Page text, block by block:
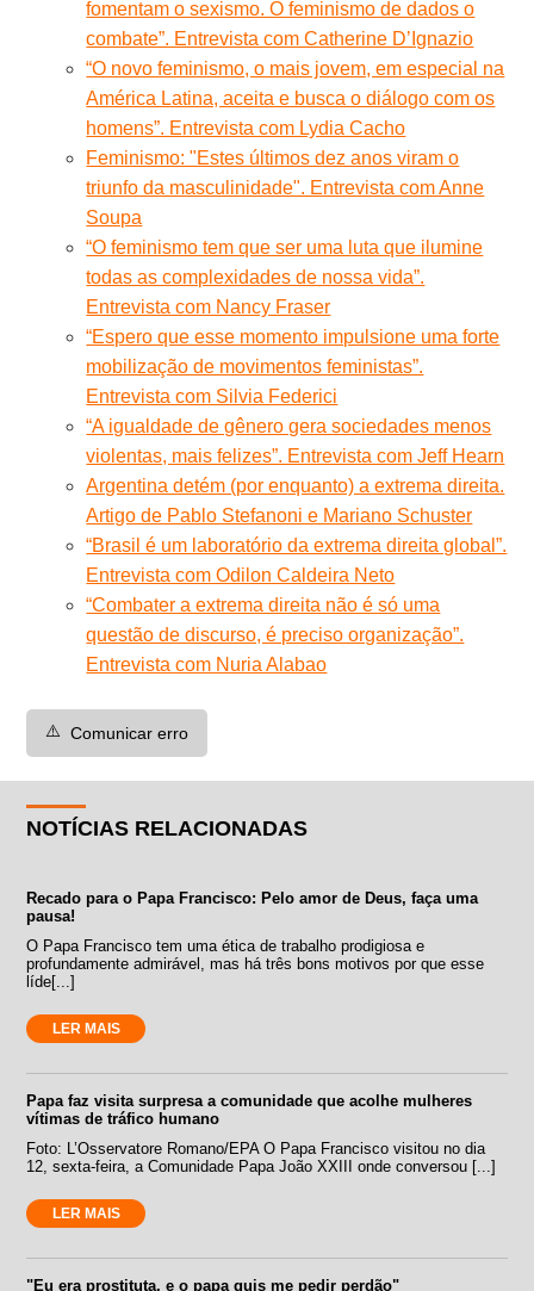
fomentam o sexismo. O feminismo de dados o
combate”. Entrevista com Catherine D’Ignazio
“O novo feminismo, o mais jovem, em especial na
América Latina, aceita e busca o diálogo com os
homens”. Entrevista com Lydia Cacho
Feminismo: "Estes últimos dez anos viram o
triunfo da masculinidade". Entrevista com Anne
Soupa
“O feminismo tem que ser uma luta que ilumine
todas as complexidades de nossa vida”.
Entrevista com Nancy Fraser
“Espero que esse momento impulsione uma forte
mobilização de movimentos feministas”.
Entrevista com Silvia Federici
“A igualdade de gênero gera sociedades menos
violentas, mais felizes”. Entrevista com Jeff Hearn
Argentina detém (por enquanto) a extrema direita.
Artigo de Pablo Stefanoni e Mariano Schuster
“Brasil é um laboratório da extrema direita global”.
Entrevista com Odilon Caldeira Neto
“Combater a extrema direita não é só uma
questão de discurso, é preciso organização”.
Entrevista com Nuria Alabao
⚠️ Comunicar erro
NOTÍCIAS RELACIONADAS
Recado para o Papa Francisco: Pelo amor de Deus, faça uma
pausa!
O Papa Francisco tem uma ética de trabalho prodigiosa e
profundamente admirável, mas há três bons motivos por que esse
líde[...]
LER MAIS
Papa faz visita surpresa a comunidade que acolhe mulheres
vítimas de tráfico humano
Foto: L’Osservatore Romano/EPA O Papa Francisco visitou no dia
12, sexta-feira, a Comunidade Papa João XXIII onde conversou [...]
LER MAIS
"Eu era prostituta, e o papa quis me pedir perdão"